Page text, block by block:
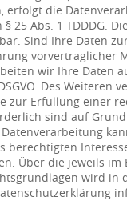
erfolgt die
25 Abs. 1 TDDDG.
Sind Ihre Daten
vorvertraglicher
wir Ihre Daten
Des Weiteren
zur Erfüllung einer
sind auf
Datenverarbeitung
berechtigten
Über die jeweils im
wird in